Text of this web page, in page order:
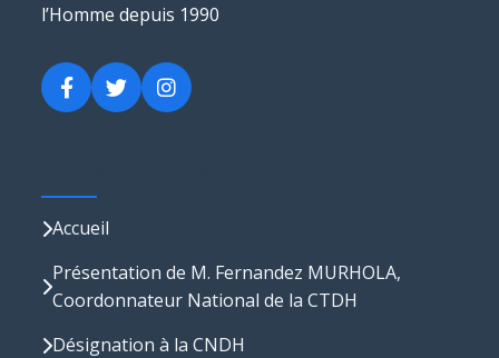
l’Homme depuis 1990
Accueil
Présentation de M. Fernandez MURHOLA,
Coordonnateur National de la CTDH
Désignation à la CNDH